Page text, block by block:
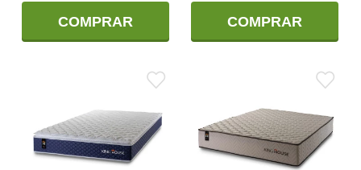
COMPRAR COMPRAR